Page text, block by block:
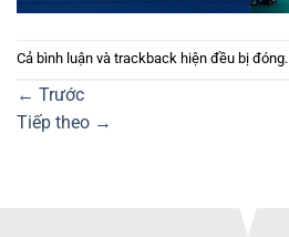
Cả bình luận và trackback hiện đều bị đóng.
← Trước
Tiếp theo →